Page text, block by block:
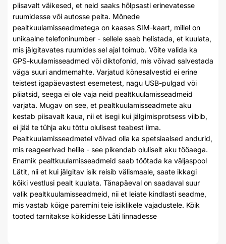
piisavalt väikesed, et neid saaks hõlpsasti erinevatesse
ruumidesse või autosse peita. Mõnede
pealtkuulamisseadmetega on kaasas SIM-kaart, millel on
unikaalne telefoninumber - sellele saab helistada, et kuulata,
mis jälgitavates ruumides sel ajal toimub. Võite valida ka
GPS-kuulamisseadmed või diktofonid, mis võivad salvestada
väga suuri andmemahte. Varjatud kõnesalvestid ei erine
teistest igapäevastest esemetest, nagu USB-pulgad või
pliiatsid, seega ei ole vaja neid pealtkuulamisseadmeid
varjata. Mugav on see, et pealtkuulamisseadmete aku
kestab piisavalt kaua, nii et isegi kui jälgimisprotsess viibib,
ei jää te tühja aku tõttu olulisest teabest ilma.
Pealtkuulamisseadmetel võivad olla ka spetsiaalsed andurid,
mis reageerivad helile - see pikendab oluliselt aku tööaega.
Enamik pealtkuulamisseadmeid saab töötada ka väljaspool
Lätit, nii et kui jälgitav isik reisib välismaale, saate ikkagi
kõiki vestlusi pealt kuulata. Tänapäeval on saadaval suur
valik pealtkuulamisseadmeid, nii et leiate kindlasti seadme,
mis vastab kõige paremini teie isiklikele vajadustele. Kõik
tooted tarnitakse kõikidesse Läti linnadesse